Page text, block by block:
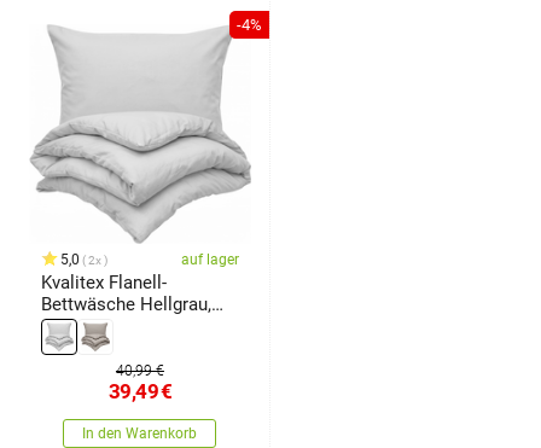
-4%
5,0 2x auf lager
Kvalitex Flanell-
Bettwäsche Hellgrau,
140 x 200 cm, 70 x 90
cm
40,99 €
39,49€
In den Warenkorb